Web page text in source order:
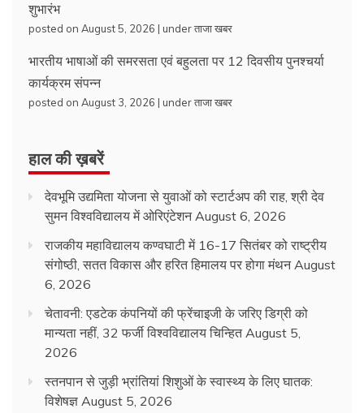
शुभारंभ
posted on August 5, 2026 | underताजा खबर
भारतीय भाषाओं की समरसता एवं बहुलता पर 12 दिवसीय पुनश्चर्या
कार्यक्रम संपन्न
posted on August 3, 2026 | underताजा खबर
हाल की ख़बरें
देवभूमि उद्यमिता योजना से युवाओं को स्टार्टअप की राह, श्री देव
सुमन विश्वविद्यालय में ओरिएंटेशन August 6, 2026
राजकीय महाविद्यालय कण्वघाटी में 16-17 सितंबर को राष्ट्रीय
संगोष्ठी, सतत विकास और हरित हिमालय पर होगा मंथन August
6, 2026
चेतावनी: एडटेक कंपनियों की फ्रेंचाइजी के जरिए डिग्री को
मान्यता नहीं, 32 फर्जी विश्वविद्यालय चिन्हित August 5,
2026
स्तनपान से जुड़ी भ्रांतियां शिशुओं के स्वास्थ्य के लिए घातक:
विशेषज्ञ August 5, 2026